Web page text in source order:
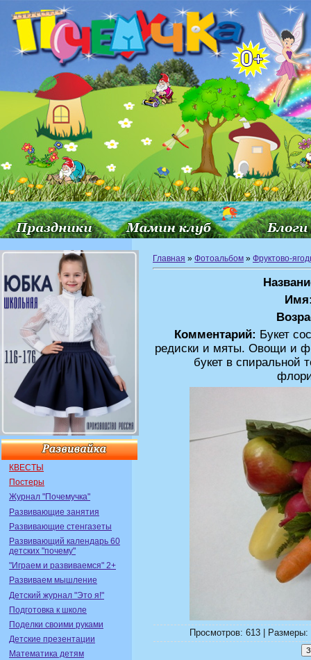
КВЕСТЫ
Постеры
Журнал "Почемучка"
Развивающие занятия
Развивающие стенгазеты
Развивающий календарь 60
детских "почему"
"Играем и развиваемся" 2+
Развиваем мышление
Детский журнал "Это я!"
Подготовка к школе
Поделки своими руками
Детские презентации
Математика детям
Главная » Фотоальбом » Фруктово-
Комментарий: Букет
редиски и мяты. Овощи и
букет в спиральной
Просмотров: 613 |